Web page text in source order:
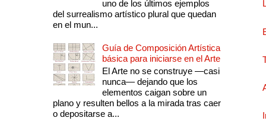
uno de los últimos ejemplos
del surrealismo artístico plural que quedan
en el mun...
Guía de Composición Artística
básica para iniciarse en el Arte
El Arte no se construye —casi
nunca— dejando que los
elementos caigan sobre un
plano y resulten bellos a la mirada tras caer
o depositarse a...